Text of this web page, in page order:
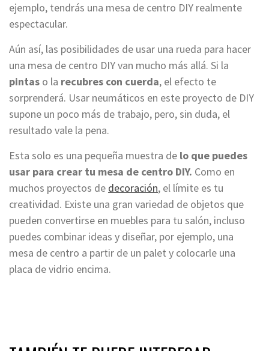
ejemplo, tendrás una mesa de centro DIY realmente
espectacular.
Aún así, las posibilidades de usar una rueda para hacer
una mesa de centro DIY van mucho más allá. Si la
pintas o la recubres con cuerda, el efecto te
sorprenderá. Usar neumáticos en este proyecto de DIY
supone un poco más de trabajo, pero, sin duda, el
resultado vale la pena.
Esta solo es una pequeña muestra de lo que puedes
usar para crear tu mesa de centro DIY. Como en
muchos proyectos de decoración, el límite es tu
creatividad. Existe una gran variedad de objetos que
pueden convertirse en muebles para tu salón, incluso
puedes combinar ideas y diseñar, por ejemplo, una
mesa de centro a partir de un palet y colocarle una
placa de vidrio encima.